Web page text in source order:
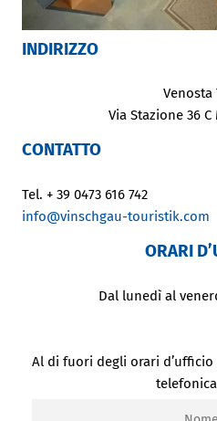
INDIRIZZO
Venosta
Via Stazione 36
CONTATTO
Tel. + 39 0473 616 742
info@vinschgau-touristik.com
ORARI
Dal lunedì al
13:00
Al di fuori degli orari